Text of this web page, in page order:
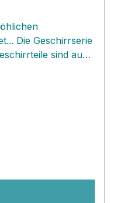
Die Geschirrserie
sind aus